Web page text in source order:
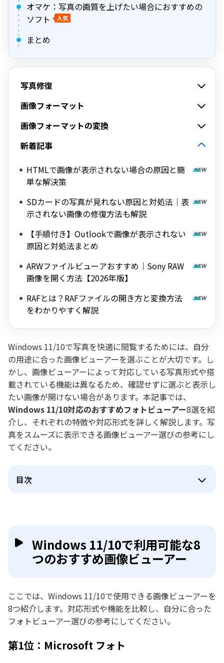
オマケ：写真の画質を上げたい場合におすすめの
ソフト
人気
まとめ
写真修復
画像フォーマット
画像フォーマットの変換
新着記事
HTMLで画像が表示されない場合の原因と簡
単な解決策
SDカードの写真が見れない原因と対処法｜表
示されない画像の修復方法も解説
【手順付き】Outlookで画像が表示されない
原因と対処法まとめ
ARWファイルビューアおすすめ｜Sony RAW
画像を開く方法【2026年版】
RAFとは？RAFファイルの開き方と変換方法
をわかりやすく解説
Windows 11/10で写真を快適に閲覧するためには、自分
の用途に合った画像ビューアーを選ぶことが大切です。し
かし、画像ビューアーによって対応している写真形式や搭
載されている機能は異なるため、確認せずに選ぶと表示し
たい画像が開けない場合があります。本記事では、
Windows 11/10対応のおすすめフォトビューアー8選を紹
介し、それぞれの特徴や対応形式を詳しく解説します。写
真をスムーズに表示できる画像ビューアー選びの参考にし
てください。
目次
Windows 11/10で利用可能な8
つのおすすめ画像ビューアー
ここでは、Windows 11/10で使用できる画像ビューアーを
8つ紹介します。対応形式や機能を比較し、自分に合った
フォトビューアー選びの参考にしてください。
第1位：Microsoft フォト